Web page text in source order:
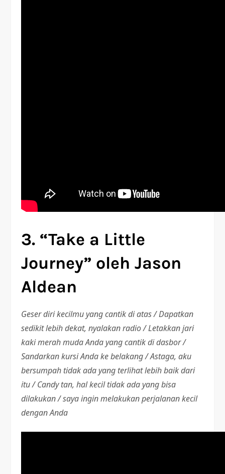
3. “Take a Little
Journey” oleh Jason
Aldean
Geser diri kecilmu yang cantik di atas / Dapatkan
sedikit lebih dekat, nyalakan radio / Letakkan jari
kaki merah muda Anda yang cantik di dasbor /
Sandarkan kursi Anda ke belakang / Astaga, aku
bersumpah tidak ada yang terlihat lebih baik dari
itu / Candy tan, hal kecil tidak ada yang bisa
dilakukan / saya ingin melakukan perjalanan kecil
dengan Anda